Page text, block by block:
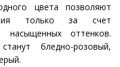
цвета позволяют
только за счет
насыщенных оттенков.
бледно-розовый,